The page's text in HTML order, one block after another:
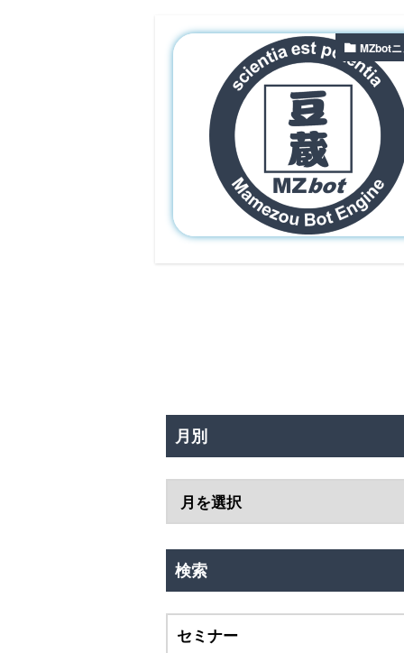
MZbot
月別
検索